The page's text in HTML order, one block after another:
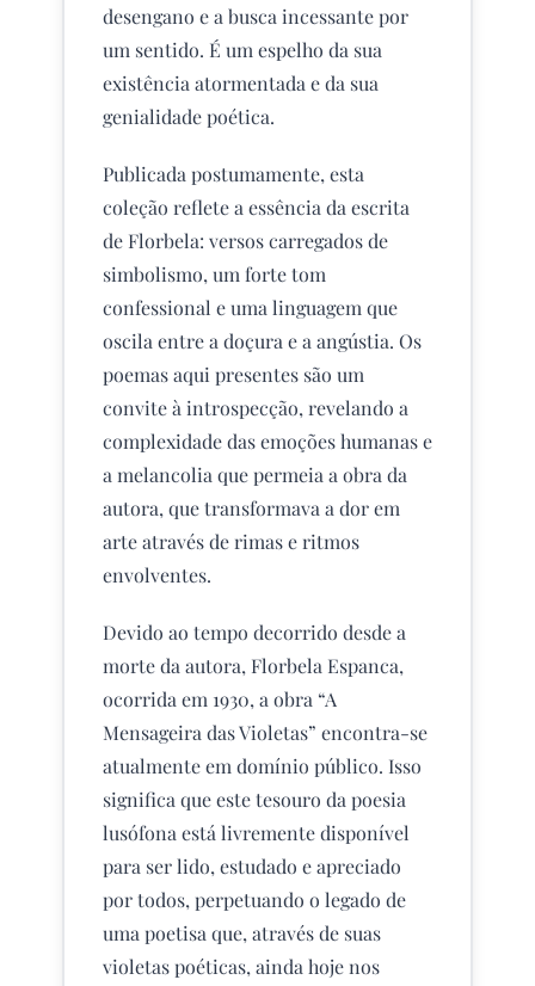
desengano e a busca incessante por
um sentido. É um espelho da sua
existência atormentada e da sua
genialidade poética.
Publicada postumamente, esta
coleção reflete a essência da escrita
de Florbela: versos carregados de
simbolismo, um forte tom
confessional e uma linguagem que
oscila entre a doçura e a angústia. Os
poemas aqui presentes são um
convite à introspecção, revelando a
complexidade das emoções humanas e
a melancolia que permeia a obra da
autora, que transformava a dor em
arte através de rimas e ritmos
envolventes.
Devido ao tempo decorrido desde a
morte da autora, Florbela Espanca,
ocorrida em 1930, a obra “A
Mensageira das Violetas” encontra-se
atualmente em domínio público. Isso
significa que este tesouro da poesia
lusófona está livremente disponível
para ser lido, estudado e apreciado
por todos, perpetuando o legado de
uma poetisa que, através de suas
violetas poéticas, ainda hoje nos